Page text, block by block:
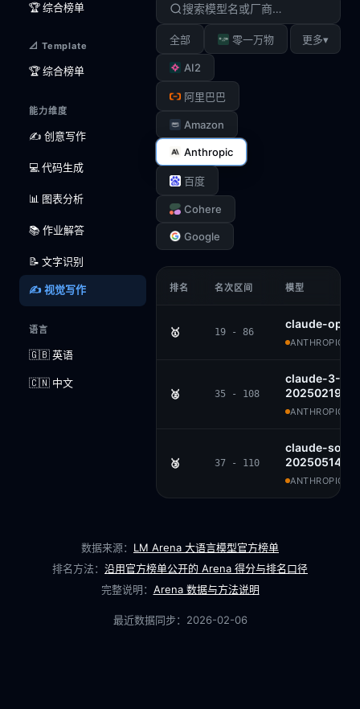
🏆 综合榜单
📐 Template
🏆 综合榜单
能力维度
✍️ 创意写作
💻 代码生成
📊 图表分析
📚 作业解答
📝 文字识别
✍️ 视觉写作
语言
🇬🇧 英语
🇨🇳 中文
全部 零一万物
AI2
阿里巴巴
Amazon
Anthropic
百度
Cohere
Google
更多▾
排名 名次区间 模型
🥇 19 - 86
claude-
ANTHROPIC ·
🥈 35 - 108
claude-3-7-
20250219-
ANTHROPIC ·
🥉 37 - 110
claude-
20250514
ANTHROPIC ·
数据来源： LM Arena 大语言模型官方榜单
排名方法： 沿用官方榜单公开的 Arena 得分与排名口径
完整说明： Arena 数据与方法说明
最近数据同步： 2026-02-06